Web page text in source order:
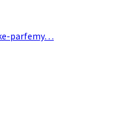
parfemy…